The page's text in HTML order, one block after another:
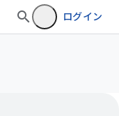
ログイン